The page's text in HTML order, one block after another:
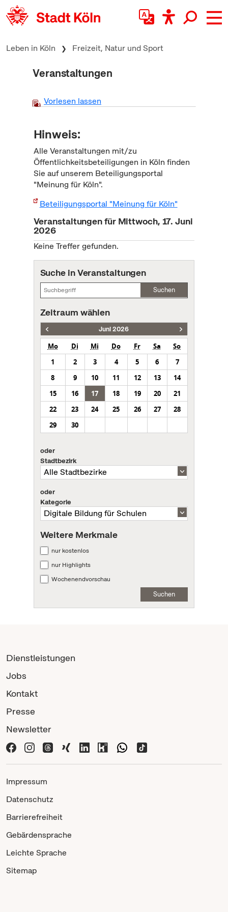
zum Inhalt springen
Leben in Köln Freizeit, Natur und Sport
Veranstaltungen
Vorlesen lassen
Hinweis:
Alle Veranstaltungen mit/zu
Öffentlichkeitsbeteiligungen in Köln finden
Sie auf unserem Beteiligungsportal
"Meinung für Köln".
Beteiligungsportal "Meinung für Köln"
Veranstaltungen für Mittwoch, 17. Juni
2026
Keine Treffer gefunden.
Suche in Veranstaltungen
Suchen
Zeitraum wählen
Juni 2026
Mo Di Mi Do Fr Sa
So
1
2 3 4 5 6
7
8
9 10 11 12 13
14
15
16 17 18 19 20
21
22
23 24 25 26 27
28
29
30
oder
Stadtbezirk
oder
Kategorie
Weitere Merkmale
nur kostenlos
nur Highlights
Wochenendvorschau
Suchen
Dienstleistungen
Jobs
Kontakt
Presse
Newsletter
Impressum
Datenschutz
Barrierefreiheit
Gebärdensprache
Leichte Sprache
Sitemap